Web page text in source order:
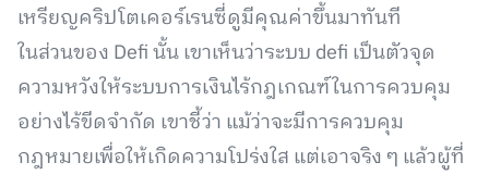
เหรียญคริปโตเคอร์เรนซี่ดูมีคุณค่าขึ้นมาทันที
ในส่วนของ Defi นั้น เขาเห็นว่าระบบ defi เป็นตัวจุด
ความหวังให้ระบบการเงินไร้กฎเกณฑ์ในการควบคุม
อย่างไร้ขีดจำกัด เขาชี้ว่า แม้ว่าจะมีการควบคุม
กฎหมายเพื่อให้เกิดความโปร่งใส แต่เอาจริง ๆ แล้วผู้ที่